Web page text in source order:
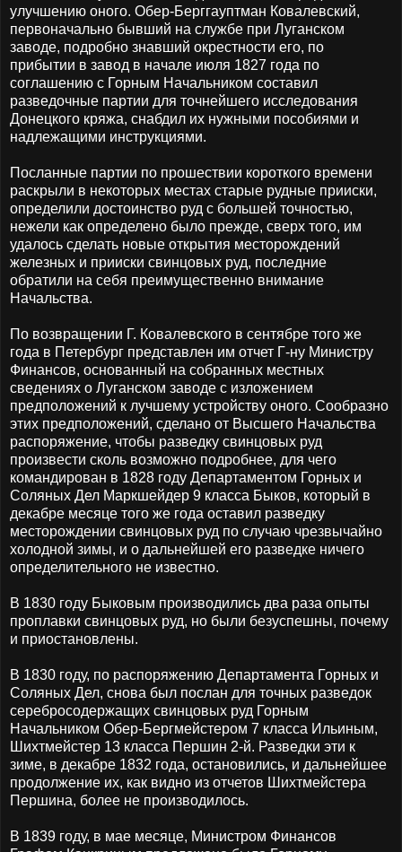
улучшению оного. Обер-Берггауптман Ковалевский,
первоначально бывший на службе при Луганском
заводе, подробно знавший окрестности его, по
прибытии в завод в начале июля 1827 года по
соглашению с Горным Начальником составил
разведочные партии для точнейшего исследования
Донецкого кряжа, снабдил их нужными пособиями и
надлежащими инструкциями.
Посланные партии по прошествии короткого времени
раскрыли в некоторых местах старые рудные прииски,
определили достоинство руд с большей точностью,
нежели как определено было прежде, сверх того, им
удалось сделать новые открытия месторождений
железных и прииски свинцовых руд, последние
обратили на себя преимущественно внимание
Начальства.
По возвращении Г. Ковалевского в сентябре того же
года в Петербург представлен им отчет Г-ну Министру
Финансов, основанный на собранных местных
сведениях о Луганском заводе с изложением
предположений к лучшему устройству оного. Сообразно
этих предположений, сделано от Высшего Начальства
распоряжение, чтобы разведку свинцовых руд
произвести сколь возможно подробнее, для чего
командирован в 1828 году Департаментом Горных и
Соляных Дел Маркшейдер 9 класса Быков, который в
декабре месяце того же года оставил разведку
месторождении свинцовых руд по случаю чрезвычайно
холодной зимы, и о дальнейшей его разведке ничего
определительного не известно.
В 1830 году Быковым производились два раза опыты
проплавки свинцовых руд, но были безуспешны, почему
и приостановлены.
В 1830 году, по распоряжению Департамента Горных и
Соляных Дел, снова был послан для точных разведок
серебросодержащих свинцовых руд Горным
Начальником Обер-Бергмейстером 7 класса Ильиным,
Шихтмейстер 13 класса Першин 2-й. Разведки эти к
зиме, в декабре 1832 года, остановились, и дальнейшее
продолжение их, как видно из отчетов Шихтмейстера
Першина, более не производилось.
В 1839 году, в мае месяце, Министром Финансов